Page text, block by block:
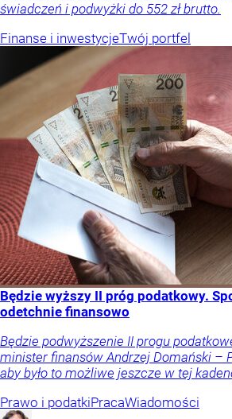
świadczeń i podwyżki do 552 zł brutto.
Finanse i inwestycjeTwój portfel
Będzie wyższy II próg podatkowy.
odetchnie finansowo
Będzie podwyższenie II progu
minister finansów Andrzej Domański –
aby było to możliwe jeszcze w tej
Prawo i podatkiPracaWiadomości